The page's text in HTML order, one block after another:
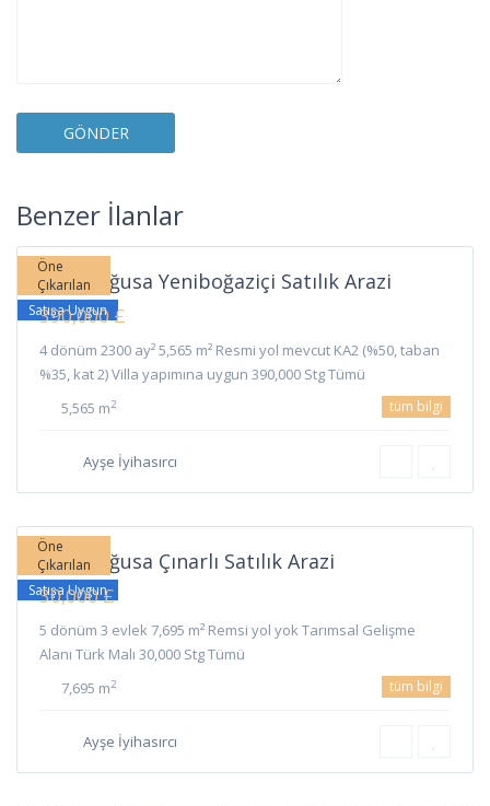
Benzer İlanlar
Gazimağusa
Öne
Çıkarılan
Satışa Uygun
Gazimağusa Yeniboğaziçi Satılık Arazi
390,000 £
4 dönüm 2300 ay² 5,565 m² Resmi yol mevcut KA2 (%50, taban
%35, kat 2) Villa yapımına uygun 390,000 Stg Tümü
5,565 m2 tüm bilgi
Ayşe İyihasırcı
Öne
Çıkarılan
Satışa Uygun
Gazimağusa Çınarlı Satılık Arazi
30,000 £
5 dönüm 3 evlek 7,695 m² Remsi yol yok Tarımsal Gelişme
Alanı Türk Malı 30,000 Stg Tümü
7,695 m2 tüm bilgi
Ayşe İyihasırcı